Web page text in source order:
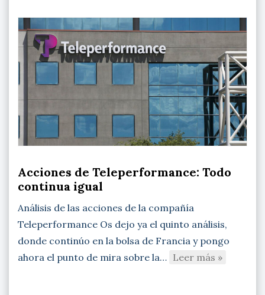
Acciones de Teleperformance: Todo
continua igual
Análisis de las acciones de la compañía
Teleperformance Os dejo ya el quinto análisis,
donde continúo en la bolsa de Francia y pongo
ahora el punto de mira sobre la… Leer más »